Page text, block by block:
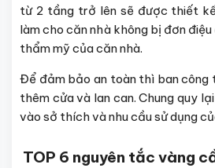
từ 2 tầng trở lên sẽ được thiết
làm cho căn nhà không bị đơn
thẩm mỹ của căn nhà.
Để đảm bảo an toàn thì ban
thêm cửa và lan can. Chung quy
vào sở thích và nhu cầu sử dụng
TOP 6 nguyên tắc vàng